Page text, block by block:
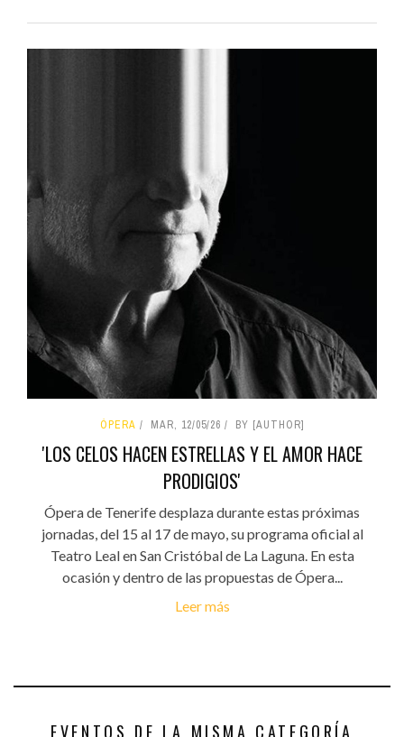
ÓPERA MAR, 12/05/26 BY [AUTHOR]
'LOS CELOS HACEN ESTRELLAS Y EL AMOR HACE
PRODIGIOS'
Ópera de Tenerife desplaza durante estas próximas
jornadas, del 15 al 17 de mayo, su programa oficial al
Teatro Leal en San Cristóbal de La Laguna. En esta
ocasión y dentro de las propuestas de Ópera...
Leer más
EVENTOS DE LA MISMA CATEGORÍA